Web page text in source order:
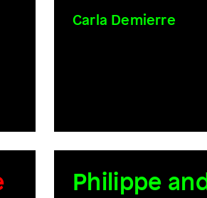
Carla Demierre
Philippe